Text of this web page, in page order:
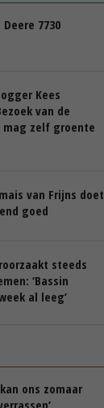
Deere 7730
Kees
van de
mag zelf groente
van Frijns doet
goed
steeds
‘Bassin
al leeg’
ons zomaar